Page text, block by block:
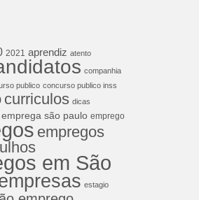
2021 aprendiz atento
companhia
publico concurso publico inss
curriculos dicas
emprega são paulo emprego
empregos
em São
estagio